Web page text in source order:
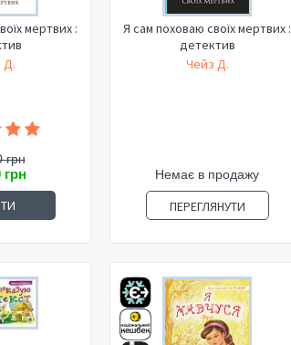
мертвих :
Д.
грн
грн
Я сам поховаю своїх мертвих :
детектив
Чейз Д.
Немає в продажу
ПЕРЕГЛЯНУТИ